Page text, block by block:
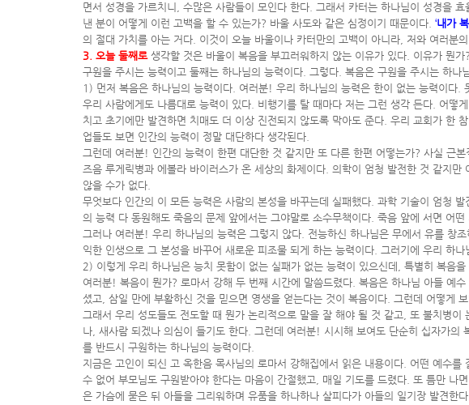
면서 성경을 가르치니, 수많은 사람들이 모인다 한다. 그래서 카터는 하나님이 성경을
낸 분이 어떻게 이런 고백을 할 수 있는가? 바울 사도와 같은 심정이기 때문이다. ‘내가
의 절대 가치를 아는 거다. 이것이 오늘 바울이나 카터만의 고백이 아니라, 저와 여러분
3. 오늘 둘째로생각할 것은 바울이 복음을 부끄러워하지 않는 이유가 있다. 이유가 뭔가?
구원을 주시는 능력이고 둘째는 하나님의 능력이다. 그렇다. 복음은 구원을 주시는 하나
1) 먼저 복음은 하나님의 능력이다. 여러분! 우리 하나님의 능력은 한이 없는 능력이다.
우리 사람에게도 나름대로 능력이 있다. 비행기를 탈 때마다 저는 그런 생각 든다. 어
치고 초기에만 발견하면 치매도 더 이상 진전되지 않도록 막아도 준다. 우리 교회가 한
업들도 보면 인간의 능력이 정말 대단하다 생각된다.
그런데 여러분! 인간의 능력이 한편 대단한 것 같지만 또 다른 한편 어떻는가? 사실 근
즈음 루게릭병과 에볼라 바이러스가 온 세상의 화제이다. 의학이 엄청 발전한 것 같지
않을 수가 없다.
무엇보다 인간의 이 모든 능력은 사람의 본성을 바꾸는데 실패했다. 과학 기술이 엄청
의 능력 다 동원해도 죽음의 문제 앞에서는 그야말로 소수무책이다. 죽음 앞에 서면 어
그러나 여러분! 우리 하나님의 능력은 그렇지 않다. 전능하신 하나님은 무에서 유를 창
익한 인생으로 그 본성을 바꾸어 새로운 피조물 되게 하는 능력이다. 그러기에 우리 하
2) 이렇게 우리 하나님은 능치 못함이 없는 실패가 없는 능력이 있으신데, 특별히 복음
여러분! 복음이 뭔가? 로마서 강해 두 번째 시간에 말씀드렸다. 복음은 하나님 아들 예
셨고, 삼일 만에 부활하신 것을 믿으면 영생을 얻는다는 것이 복음이다. 그런데 어떻게
그래서 우리 성도들도 전도할 때 뭔가 논리적으로 말을 잘 해야 될 것 같고, 또 불치병
나, 새사람 되겠나 의심이 들기도 한다. 그런데 여러분! 시시해 보여도 단순히 십자가
를 반드시 구원하는 하나님의 능력이다.
지금은 고인이 되신 고 옥한음 목사님의 로마서 강해집에서 읽은 내용이다. 어떤 예수
수 없어 부모님도 구원받아야 한다는 마음이 간절했고, 매일 기도를 드렸다. 또 틈만
은 가슴에 묻은 뒤 아들을 그리워하며 유품을 하나하나 살피다가 아들의 일기장 발견한